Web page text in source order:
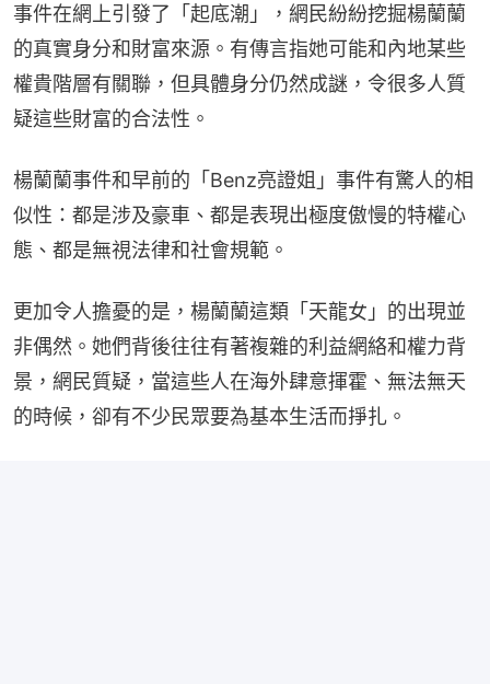
事件在網上引發了「起底潮」，網民紛紛挖掘楊蘭蘭
的真實身分和財富來源。有傳言指她可能和內地某些
權貴階層有關聯，但具體身分仍然成謎，令很多人質
疑這些財富的合法性。
楊蘭蘭事件和早前的「Benz亮證姐」事件有驚人的相
似性：都是涉及豪車、都是表現出極度傲慢的特權心
態、都是無視法律和社會規範。
更加令人擔憂的是，楊蘭蘭這類「天龍女」的出現並
非偶然。她們背後往往有著複雜的利益網絡和權力背
景，網民質疑，當這些人在海外肆意揮霍、無法無天
的時候，卻有不少民眾要為基本生活而掙扎。